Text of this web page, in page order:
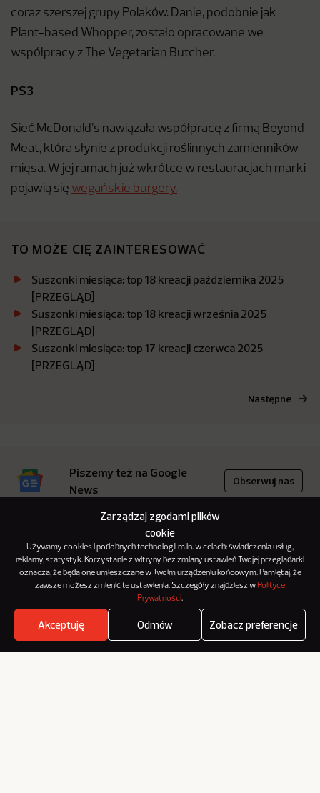
Zarządzaj zgodami plików
cookie
Używamy cookies i podobnych technologii m.in. w celach: świadczenia usług,
reklamy, statystyk. Korzystanie z witryny bez zmiany ustawień Twojej przeglądarki
oznacza, że będą one umieszczane w Twoim urządzeniu końcowym. Pamiętaj, że
zawsze możesz zmienić te ustawienia. Szczegóły znajdziesz w Polityce
Prywatności.
Akceptuję Odmów Zobacz preferencje
coraz szerszej grupy Polaków. Danie, podobnie jak
Plant-based Whopper, zostało opracowane we
współpracy z The Vegetarian Butcher.
PS3
Sieć McDonald’s nawiązała współpracę z firmą Beyond
Meat, która słynie z produkcji roślinnych zamienników
mięsa. W jej ramach już wkrótce w restauracjach marki
pojawią się wegańskie burgery.
TO MOŻE CIĘ ZAINTERESOWAĆ
Suszonki miesiąca: top 18 kreacji października 2025
[PRZEGLĄD]
Suszonki miesiąca: top 18 kreacji września 2025
[PRZEGLĄD]
Suszonki miesiąca: top 17 kreacji czerwca 2025
[PRZEGLĄD]
Następne
Piszemy też na Google
News
Obserwuj nas
inf. prasowa
Czytaj więcej o autorze
#akcja#kampania
#marketing zaangażowany społecznie#nowość
#żabka
Pokaż innym, co czytasz:
Where's the beef?